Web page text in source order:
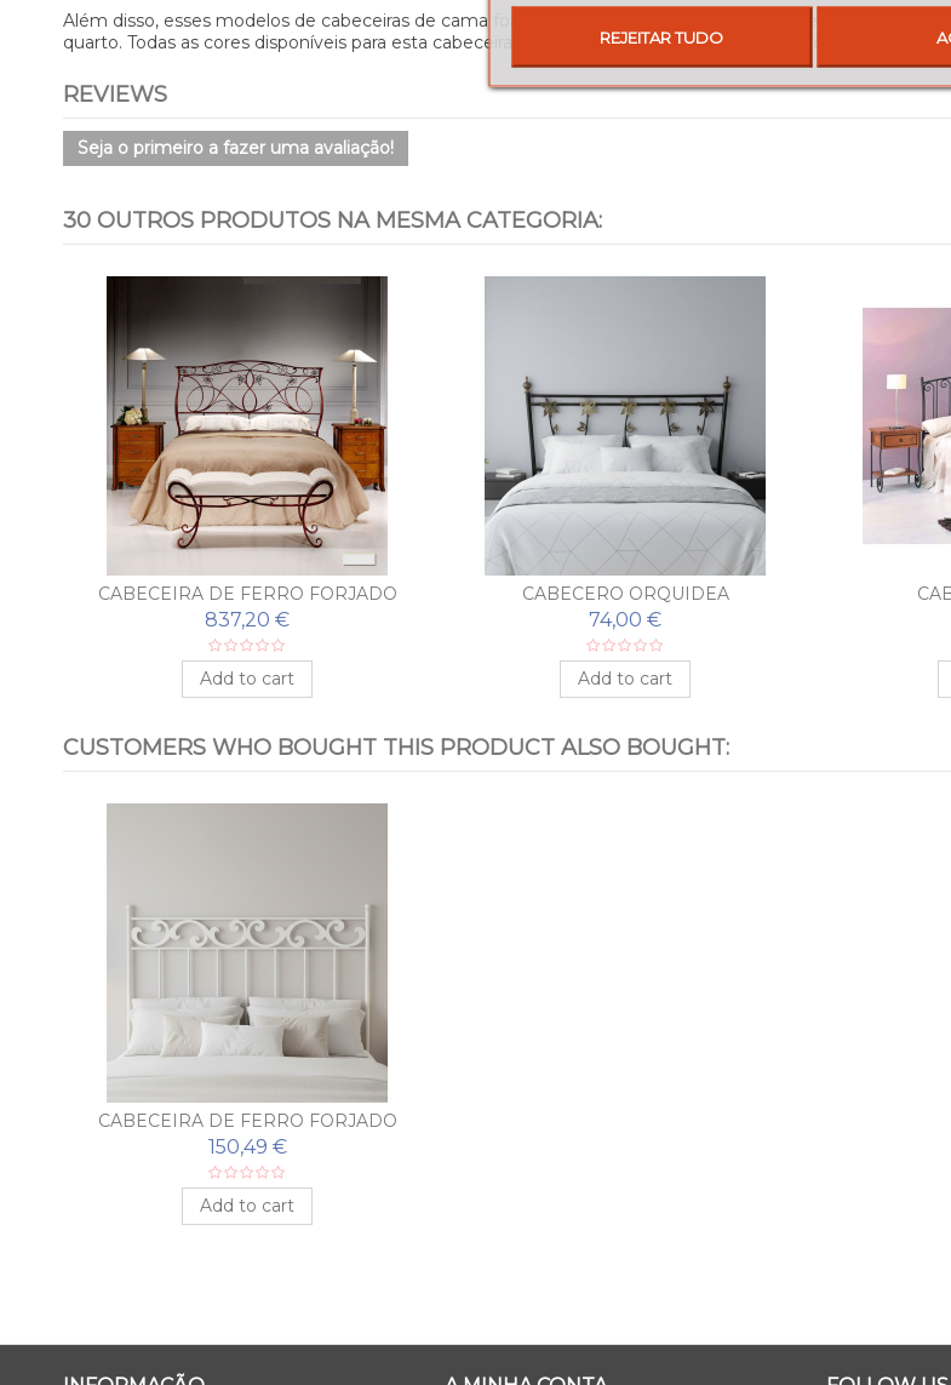
Além disso, esses modelos de cabeceiras de cama forjadas têm uma ampla gama de diferentes
quarto. Todas as cores disponíveis para esta cabeceira de forjamento têm uma pintura epóxi com
REVIEWS
Seja o primeiro a fazer uma avaliação!
30 OUTROS PRODUTOS NA MESMA CATEGORIA:
CABECEIRA DE FERRO FORJADO
RÚSTICA NOELIA
837,20 €
Add to cart
CABECERO ORQUIDEA
74,00 €
Add to cart
CUSTOMERS WHO BOUGHT THIS PRODUCT ALSO BOUGHT:
CABECEIRA DE FERRO FORJADO
ELISA
150,49 €
Add to cart
REJEITAR TUDO